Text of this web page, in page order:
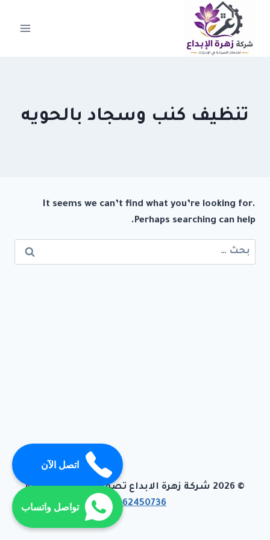
التجاوز
المحتوى
تنظيف كنب وسجاد بالحويه
It seems we can’t find what you’re looking for.
Perhaps searching can help.
البحث
عن:
© 2026 شركة زهرة الابداع تصميم وبرمجة تيفاجو
01062450736
اتصل الآن
تواصل واتساب